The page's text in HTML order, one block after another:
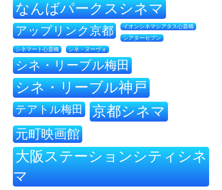
なんばパークスシネマ
アップリンク京都 イオンシネマシアタス心斎橋
シアターセブン
シネマート心斎橋 シネ・ヌーヴォ
シネ・リーブル梅田
シネ・リーブル神戸
テアトル梅田 京都シネマ
元町映画館
大阪ステーションシティシネ
マ